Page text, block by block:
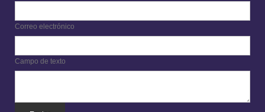
Correo electrónico
Campo de texto